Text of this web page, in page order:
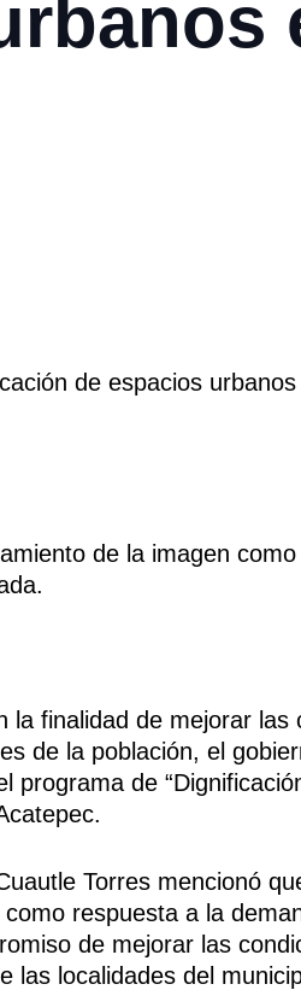
de la imagen
la finalidad de mejorar
de la población, el
programa de
Torres mencionó
respuesta a la
de mejorar las
las localidades del